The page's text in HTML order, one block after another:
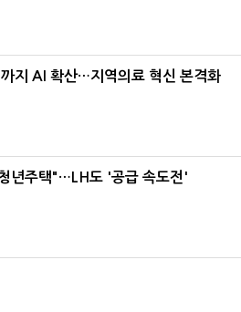
지 AI 확산…지역의료 혁신 본격화
년주택"…LH도 '공급 속도전'